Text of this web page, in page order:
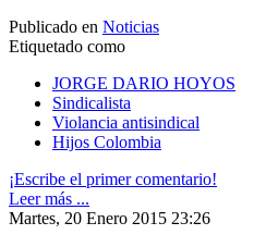
Publicado en Noticias
Etiquetado como
JORGE DARIO HOYOS
Sindicalista
Violancia antisindical
Hijos Colombia
¡Escribe el primer comentario!
Leer más ...
Martes, 20 Enero 2015 23:26